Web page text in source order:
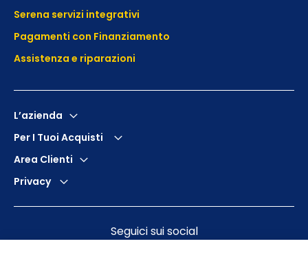
Serena servizi integrativi
Pagamenti con Finanziamento
Assistenza e riparazioni
L’azienda
Per I Tuoi Acquisti
Area Clienti
Privacy
Seguici sui social